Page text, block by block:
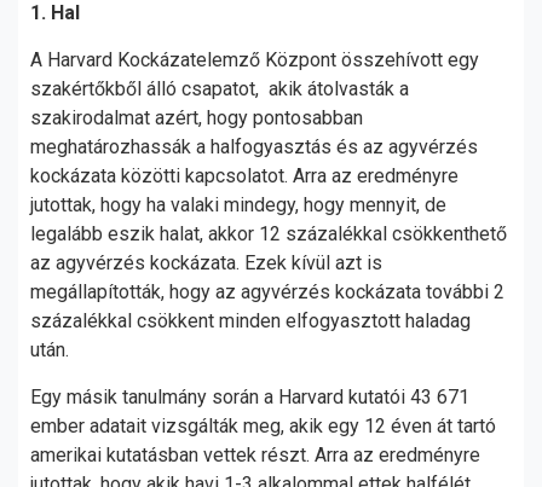
1. Hal
A Harvard Kockázatelemző Központ összehívott egy
szakértőkből álló csapatot, akik átolvasták a
szakirodalmat azért, hogy pontosabban
meghatározhassák a halfogyasztás és az agyvérzés
kockázata közötti kapcsolatot. Arra az eredményre
jutottak, hogy ha valaki mindegy, hogy mennyit, de
legalább eszik halat, akkor 12 százalékkal csökkenthető
az agyvérzés kockázata. Ezek kívül azt is
megállapították, hogy az agyvérzés kockázata további 2
százalékkal csökkent minden elfogyasztott haladag
után.
Egy másik tanulmány során a Harvard kutatói 43 671
ember adatait vizsgálták meg, akik egy 12 éven át tartó
amerikai kutatásban vettek részt. Arra az eredményre